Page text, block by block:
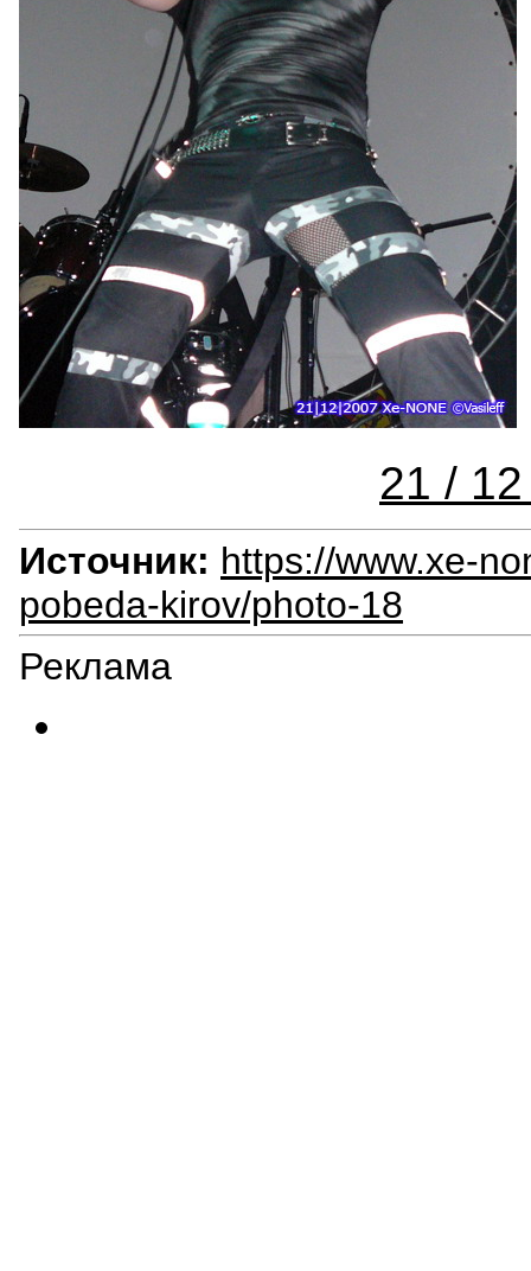
21 /
Источник: https://www.xe-
pobeda-kirov/photo-18
Реклама